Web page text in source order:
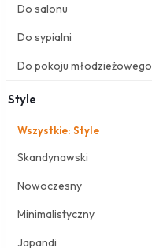
Do salonu
Do sypialni
Do pokoju młodzieżowego
Style
Wszystkie: Style
Skandynawski
Nowoczesny
Minimalistyczny
Japandi